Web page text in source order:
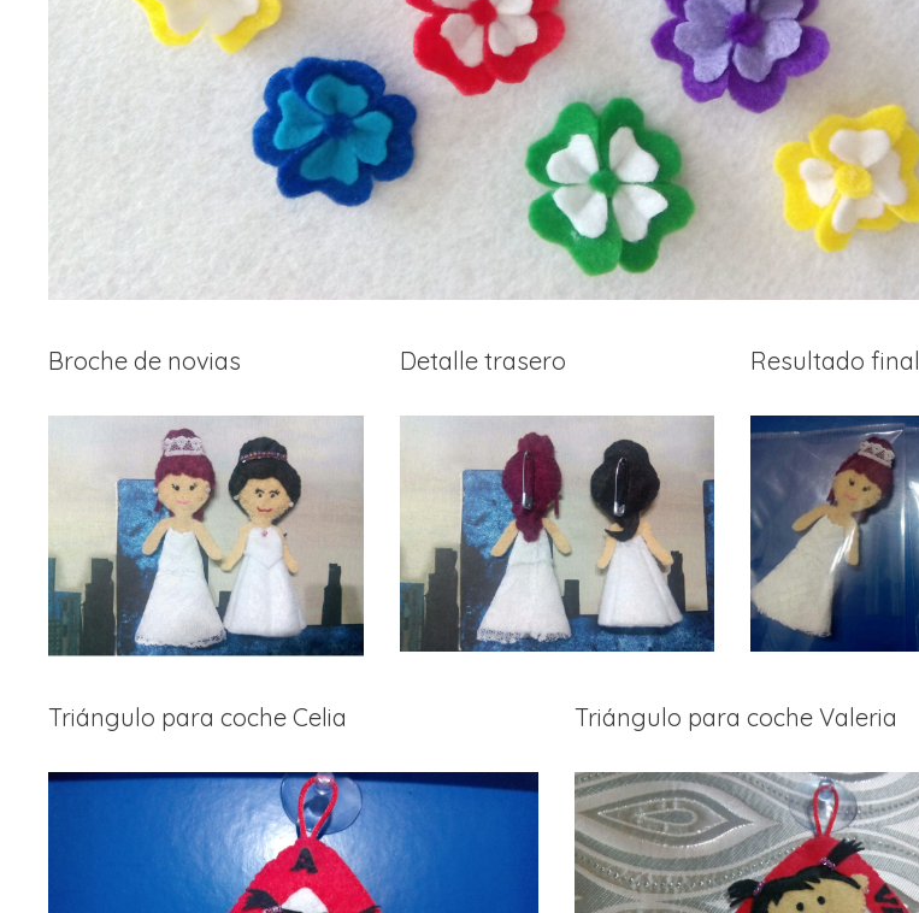
Broche de novias Detalle trasero Resultado final
Triángulo para coche Celia Triángulo para coche Valeria